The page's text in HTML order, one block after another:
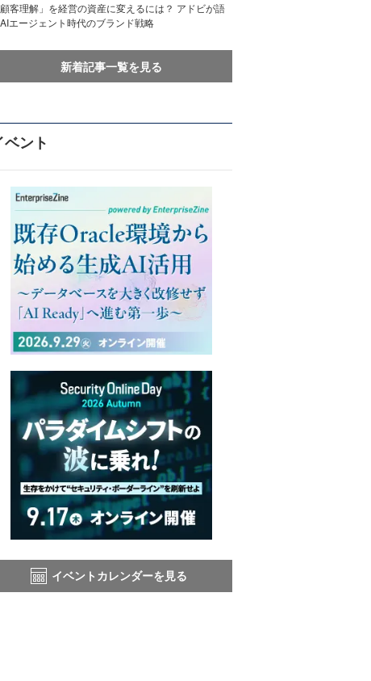
顧客理解」を経営の資産に変えるには？ アドビが語
エージェント時代のブランド戦略
新着記事一覧を見る
ベント
イベントカレンダーを見る